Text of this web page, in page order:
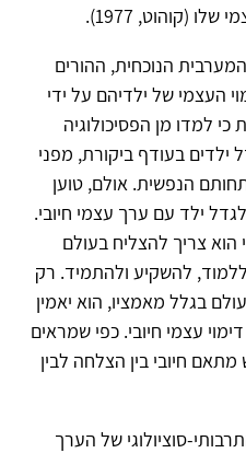
(קוהוט, 1977).
המערבית הנוכחית, ההורים
העצמי של ילדיהם על ידי
למדו מן הפסיכולוגיה
ילדים בעודף ביקורת, מפני
הנפשית. אולם, טוען
ילד עם ערך עצמי חיובי.
הוא צריך להצליח בעולם
להשקיע ולהתמיד. רק
בגלל מאמציו, הוא יאמין
עצמי חיובי. כפי שמראים
1988), אכן יש מתאם חיובי בין הצלחה לבין
התרבותי-סוציולוגי של הערך